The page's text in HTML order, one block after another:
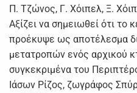
Π. Τζώνος, Γ. Χόιπελ, Ξ.
Αξίζει να σημειωθεί ότι το
προέκυψε ως αποτέλεσμα
μετατροπών ενός αρχικού
συγκεκριμένα του
Ιάσων Ρίζος, ζωγράφος